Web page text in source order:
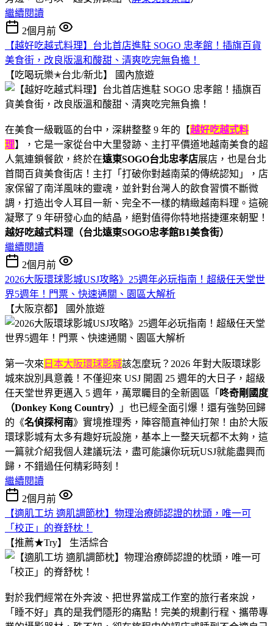
繼續閱讀
2個月前
【越好吃越式料理】台北首店進駐 SOGO 忠孝館！插旗百貨
美食街，改良版溫和酸甜、清爽吃完無負擔！
【吃喝玩樂✭台北/新北】
國內旅遊
在美食一級戰區的台中，深耕整整 9 年的【越好吃越式料
理】，它是一家從台中大里發跡、主打平價道地越南美食的超
人氣連鎖餐飲，終於在遠東SOGO台北忠孝店展店，也是台北
首間百貨美食街店！主打「打破你對越南菜的傳統認知」，店
家保留了南洋風味的靈魂，並針對台灣人的飲食習慣不斷微
調，打造出令人耳目一新、完全不一樣的精緻越南料理。這碗
凝聚了 9 年研發心血的結晶，絕對值得你特地搭捷運來朝聖！
越好吃越式料理（台北遠東SOGO忠孝館B1美食街）
繼續閱讀
2個月前
2026大阪環球影城USJ攻略》25週年必玩指南！超級任天堂世
界5週年！門票、快速通關、園區大解析
【大阪京都】
國外旅遊
第一次來 日本大阪環球影城該怎麼玩？2026 年對大阪環球影
城來說別具意義！不僅迎來 USJ 開園 25 週年的大日子，超級
任天堂世界更邁入 5 週年，萬眾矚目的全新園區「 咚奇剛國度
（Donkey Kong Country）
」也已經全面引爆！還有強勢回歸
的《名偵探柯南》實境推理秀，陣容簡直神仙打架！由於大阪
環球影城有太多有趣好玩設施，基本上一整天玩都不太夠，這
一篇就介紹我個人建議玩法，盡可能讓你玩玩USJ就能盡興而
歸，不錯過任何精彩時刻！
繼續閱讀
2個月前
【適肌工坊 適肌調節枕】物理治療師認證的枕頭，唯一可
「校正」的脊舒枕！
【推薦★Try】 生活綜合
對於我們經常在外奔波、把世界當成工作室的旅行者來說，
「睡不好」真的是我們隱形的痛點！完美的規劃行程、攜帶專